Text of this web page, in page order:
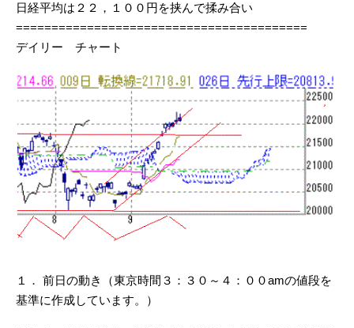
日経平均は２２，１００円を挟んで揉み合い
=========================================
デイリー チャート
１． 前日の動き（東京時間３：３０～４：００amの値段を
基準に作成しています。）